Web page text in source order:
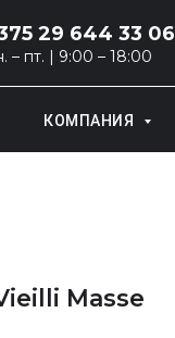
29 644 33 06
– пт. | 9:00 – 18:00
КОМПАНИЯ
Masse